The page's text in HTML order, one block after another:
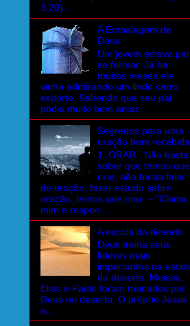
3.20)...
A Embalagem de
Deus
Um jovem estava
se formar. Já há
muitos meses ele
vinha admirando um lindo carro
esporte. Sabendo que seu pai
podia muito bem arcar...
Segredos para uma
oração bem recebida
1. ORAR . Não basta
saber que temos que
orar, não basta falar
de oração, fazer estudo sobre
oração, temos que orar. – “Clama
mim e respon...
A escola do deserto
Deus treina seus
líderes mais
importantes na
do deserto. Moisés,
Elias e Paulo foram treinados por
Deus no deserto. O próprio Jesus
a...